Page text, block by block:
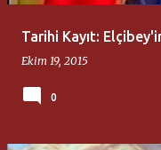
Tarihi Kayıt:
Ekim 19, 2015
0